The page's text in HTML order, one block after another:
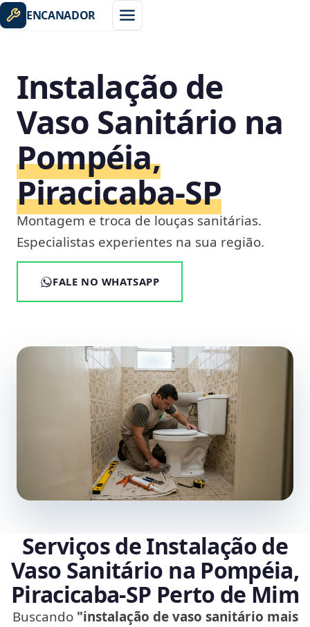
ENCANADOR
Instalação de
Vaso Sanitário na
Pompéia,
Piracicaba‑SP
Montagem e troca de louças sanitárias.
Especialistas experientes na sua região.
FALE NO WHATSAPP
Serviços de Instalação de
Vaso Sanitário na Pompéia,
Piracicaba‑SP Perto de Mim
Buscando "instalação de vaso sanitário mais